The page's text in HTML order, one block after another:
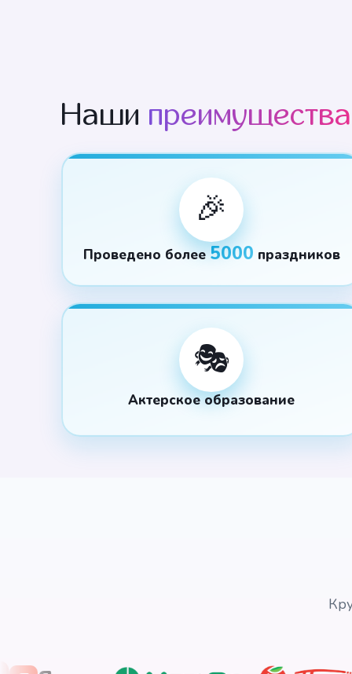
Наши преимущества
🎉
Проведено более5000 праздников
🎭
Актерское образование